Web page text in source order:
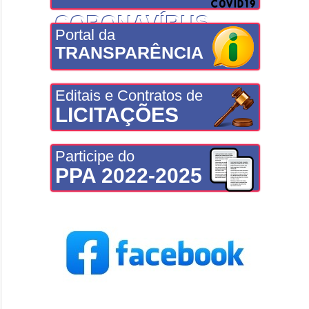
CORONAVÍRUS
Portal da
TRANSPARÊNCIA
Editais e Contratos de
LICITAÇÕES
Participe do
PPA 2022-2025